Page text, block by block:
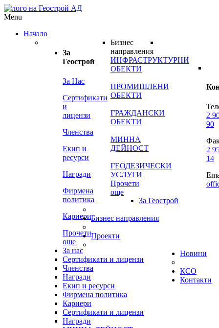
Menu
Начало
За
Геострой
За Нас
Сертификати
и
лицензи
Членства
Екип и
ресурси
Награди
Фирмена
политика
Кариери
Прочети
още
Бизнес
направления
ИНФРАСТРУКТУРНИ
ОБЕКТИ
ПРОМИШЛЕНИ
ОБЕКТИ
ГРАЖДАНСКИ
ОБЕКТИ
МИННА
ДЕЙНОСТ
ГЕОДЕЗИЧЕСКИ
УСЛУГИ
Прочети
още
2
90
2
14
За Геострой
За нас
Сертификати и лицензи
Членства
Награди
Екип и ресурси
Фирмена политика
Кариери
Сертификати и лицензи
Награди
Бизнес направления
Проекти
Новини
КСО
Контакти